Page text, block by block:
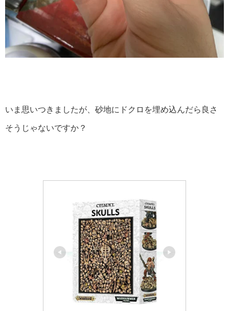
いま思いつきましたが、砂地にドクロを埋め込んだら良さ
そうじゃないですか？